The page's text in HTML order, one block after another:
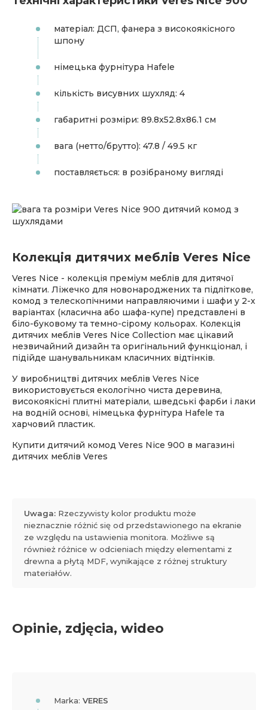
матеріал: ДСП, фанера з високоякісного
шпону
німецька фурнітура Hafele
кількість висувних шухляд: 4
габаритні розміри: 89.8x52.8x86.1 см
вага (нетто/брутто): 47.8 / 49.5 кг
поставляється: в розібраному вигляді
Колекція дитячих меблів Veres Nice
Veres Nice - колекція преміум меблів для дитячої
кімнати. Ліжечко для новонароджених та підліткове,
комод з телескопічними направляючими і шафи у 2-х
варіантах (класична або шафа-купе) представлені в
біло-буковому та темно-сірому кольорах. Колекція
дитячих меблів Veres Nice Collection має цікавий
незвичайний дизайн та оригінальний функціонал, і
підійде шанувальникам класичних відтінків.
У виробництві дитячих меблів Veres Nice
використовується екологічно чиста деревина,
високоякісні плитні матеріали, шведські фарби і лаки
на водній основі, німецька фурнітура Hafele та
харчовий пластик.
Купити дитячий комод Veres Nice 900 в магазині
дитячих меблів Veres
Uwaga: Rzeczywisty kolor produktu może
nieznacznie różnić się od przedstawionego na ekranie
ze względu na ustawienia monitora. Możliwe są
również różnice w odcieniach między elementami z
drewna a płytą MDF, wynikające z różnej struktury
materiałów.
Opinie, zdjęcia, wideo
Marka: VERES